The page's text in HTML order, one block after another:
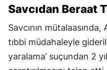
Savcıdan Beraat
Savcının mütalaasında,
tıbbi müdahaleyle
yaralama’ suçundan 2